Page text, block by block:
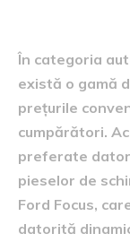
În categoria
există o gamă
prețurile
cumpărători.
preferate
pieselor de
Ford Focus,
datorită